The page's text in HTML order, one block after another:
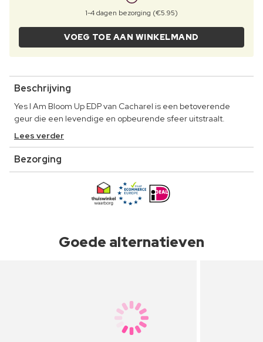
1-4 dagen bezorging (€5.95)
VOEG TOE AAN WINKELMAND
Beschrijving
Yes I Am Bloom Up EDP van Cacharel is een betoverende
geur die een levendige en opbeurende sfeer uitstraalt.
Lees verder
Bezorging
Goede alternatieven